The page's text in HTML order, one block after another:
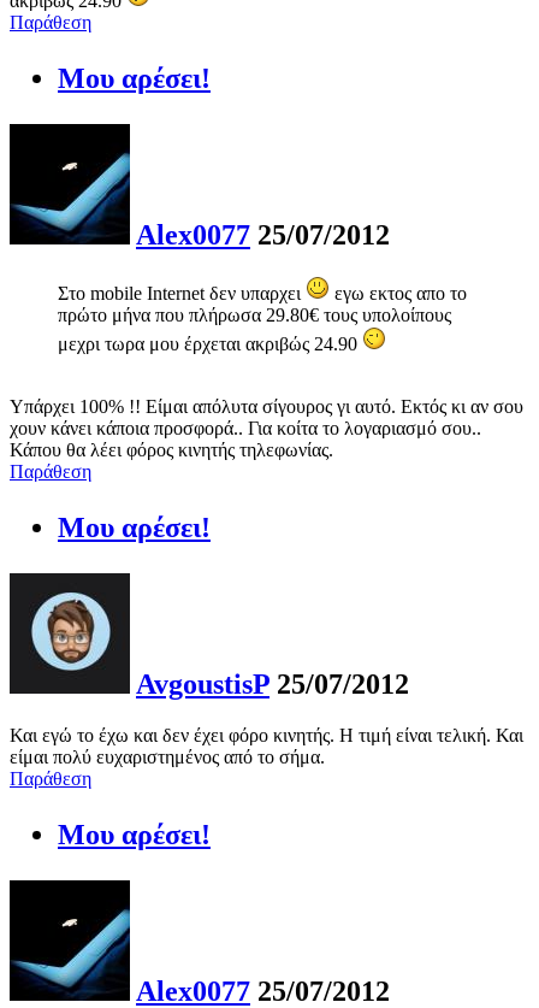
Παράθεση
Μου αρέσει!
Alex0077 25/07/2012
Στο mobile Internet δεν υπαρχει
εγω εκτος απο το
πρώτο μήνα που πλήρωσα 29.80€ τους υπολοίπους
μεχρι τωρα μου έρχεται ακριβώς 24.90
Υπάρχει 100% !! Είμαι απόλυτα σίγουρος γι αυτό. Εκτός κι αν σου
χουν κάνει κάποια προσφορά.. Για κοίτα το λογαριασμό σου..
Κάπου θα λέει φόρος κινητής τηλεφωνίας.
Παράθεση
Μου αρέσει!
AvgoustisP 25/07/2012
Και εγώ το έχω και δεν έχει φόρο κινητής. Η τιμή είναι τελική. Και
είμαι πολύ ευχαριστημένος από το σήμα.
Παράθεση
Μου αρέσει!
Alex0077 25/07/2012